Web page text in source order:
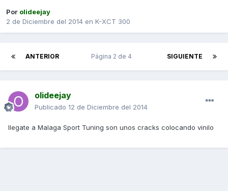
Por olideejay
2 de Diciembre del 2014 en K-XCT 300
ANTERIOR SIGUIENTE
Página 2 de 4
olideejay
Publicado 12 de Diciembre del 2014
llegate a Malaga Sport Tuning son unos cracks colocando vinilo